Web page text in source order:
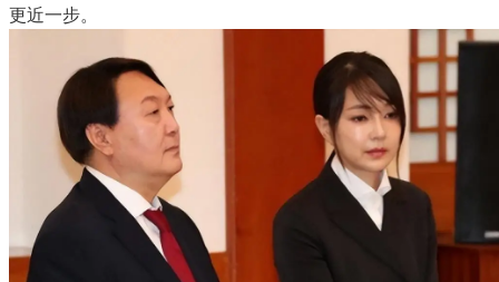
更近一步。